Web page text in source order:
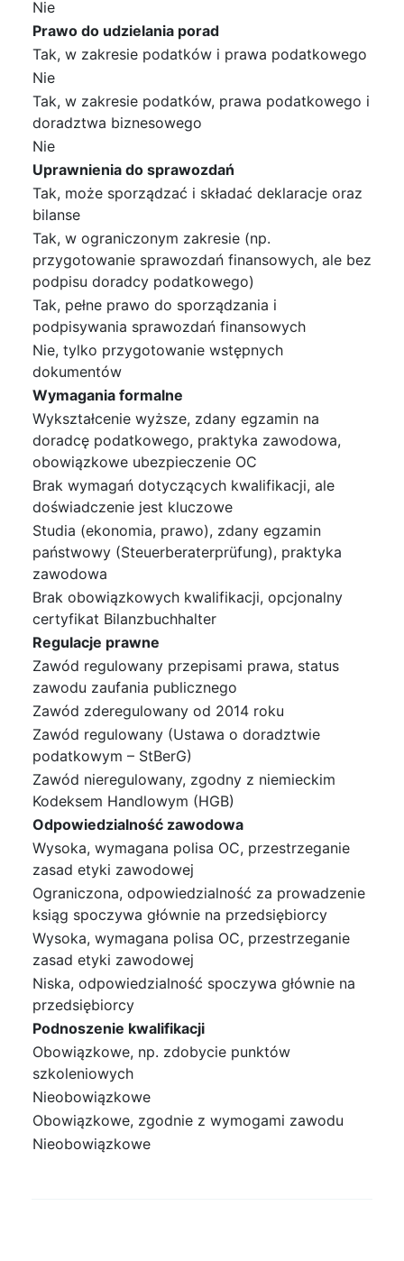
Nie
Prawo do udzielania porad
Tak, w zakresie podatków i prawa podatkowego
Nie
Tak, w zakresie podatków, prawa podatkowego i
doradztwa biznesowego
Nie
Uprawnienia do sprawozdań
Tak, może sporządzać i składać deklaracje oraz
bilanse
Tak, w ograniczonym zakresie (np.
przygotowanie sprawozdań finansowych, ale bez
podpisu doradcy podatkowego)
Tak, pełne prawo do sporządzania i
podpisywania sprawozdań finansowych
Nie, tylko przygotowanie wstępnych
dokumentów
Wymagania formalne
Wykształcenie wyższe, zdany egzamin na
doradcę podatkowego, praktyka zawodowa,
obowiązkowe ubezpieczenie OC
Brak wymagań dotyczących kwalifikacji, ale
doświadczenie jest kluczowe
Studia (ekonomia, prawo), zdany egzamin
państwowy (Steuerberaterprüfung), praktyka
zawodowa
Brak obowiązkowych kwalifikacji, opcjonalny
certyfikat Bilanzbuchhalter
Regulacje prawne
Zawód regulowany przepisami prawa, status
zawodu zaufania publicznego
Zawód zderegulowany od 2014 roku
Zawód regulowany (Ustawa o doradztwie
podatkowym – StBerG)
Zawód nieregulowany, zgodny z niemieckim
Kodeksem Handlowym (HGB)
Odpowiedzialność zawodowa
Wysoka, wymagana polisa OC, przestrzeganie
zasad etyki zawodowej
Ograniczona, odpowiedzialność za prowadzenie
ksiąg spoczywa głównie na przedsiębiorcy
Wysoka, wymagana polisa OC, przestrzeganie
zasad etyki zawodowej
Niska, odpowiedzialność spoczywa głównie na
przedsiębiorcy
Podnoszenie kwalifikacji
Obowiązkowe, np. zdobycie punktów
szkoleniowych
Nieobowiązkowe
Obowiązkowe, zgodnie z wymogami zawodu
Nieobowiązkowe